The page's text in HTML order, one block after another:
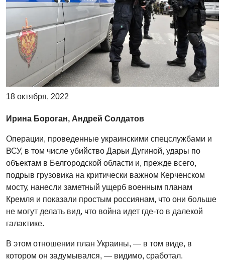
18 октября, 2022
Ирина Бороган, Андрей Солдатов
Операции, проведенные украинскими спецслужбами и
ВСУ, в том числе убийство Дарьи Дугиной, удары по
объектам в Белгородской области и, прежде всего,
подрыв грузовика на критически важном Керченском
мосту, нанесли заметный ущерб военным планам
Кремля и показали простым россиянам, что они больше
не могут делать вид, что война идет где-то в далекой
галактике.
В этом отношении план Украины, — в том виде, в
котором он задумывался, — видимо, сработал.